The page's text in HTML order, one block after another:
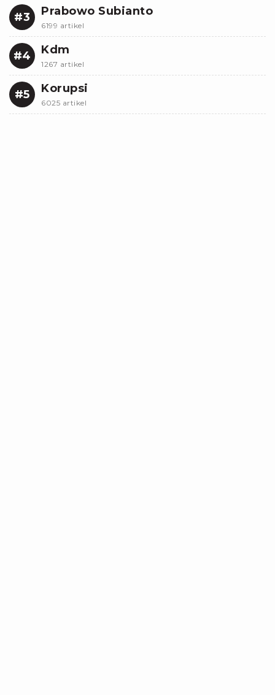
#3 Prabowo Subianto
6199 artikel
#4 Kdm
1267 artikel
#5 Korupsi
6025 artikel